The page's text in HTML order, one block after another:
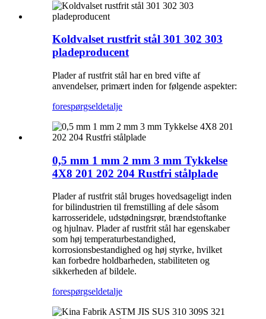
Koldvalset rustfrit stål 301 302 303
pladeproducent
Plader af rustfrit stål har en bred vifte af
anvendelser, primært inden for følgende aspekter:
forespørgseldetalje
0,5 mm 1 mm 2 mm 3 mm Tykkelse
4X8 201 202 204 Rustfri stålplade
Plader af rustfrit stål bruges hovedsageligt inden
for bilindustrien til fremstilling af dele såsom
karrosseridele, udstødningsrør, brændstoftanke
og hjulnav. Plader af rustfrit stål har egenskaber
som høj temperaturbestandighed,
korrosionsbestandighed og høj styrke, hvilket
kan forbedre holdbarheden, stabiliteten og
sikkerheden af ​​bildele.
forespørgseldetalje